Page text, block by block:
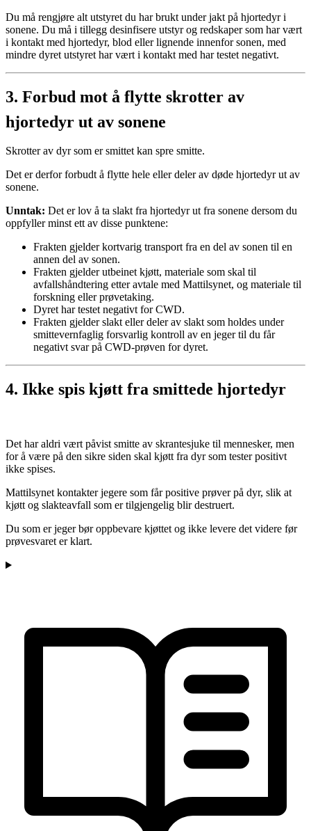
Du må rengjøre alt utstyret du har brukt under jakt på hjortedyr i
sonene. Du må i tillegg desinfisere utstyr og redskaper som har vært
i kontakt med hjortedyr, blod eller lignende innenfor sonen, med
mindre dyret utstyret har vært i kontakt med har testet negativt.
3. Forbud mot å flytte skrotter av
hjortedyr ut av sonene
Skrotter av dyr som er smittet kan spre smitte.
Det er derfor forbudt å flytte hele eller deler av døde hjortedyr ut av
sonene.
Unntak: Det er lov å ta slakt fra hjortedyr ut fra sonene dersom du
oppfyller minst ett av disse punktene:
Frakten gjelder kortvarig transport fra en del av sonen til en
annen del av sonen.
Frakten gjelder utbeinet kjøtt, materiale som skal til
avfallshåndtering etter avtale med Mattilsynet, og materiale til
forskning eller prøvetaking.
Dyret har testet negativt for CWD.
Frakten gjelder slakt eller deler av slakt som holdes under
smittevernfaglig forsvarlig kontroll av en jeger til du får
negativt svar på CWD-prøven for dyret.
4. Ikke spis kjøtt fra smittede hjortedyr
Det har aldri vært påvist smitte av skrantesjuke til mennesker, men
for å være på den sikre siden skal kjøtt fra dyr som tester positivt
ikke spises.
Mattilsynet kontakter jegere som får positive prøver på dyr, slik at
kjøtt og slakteavfall som er tilgjengelig blir destruert.
Du som er jeger bør oppbevare kjøttet og ikke levere det videre før
prøvesvaret er klart.